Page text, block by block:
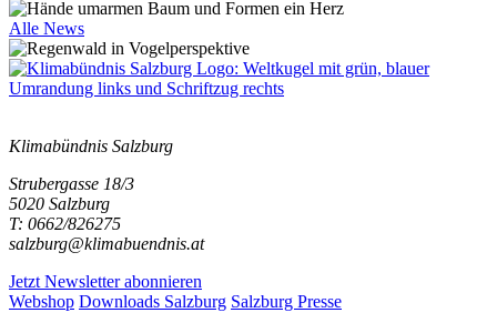
Alle News
Klimabündnis Salzburg
Strubergasse 18/3
5020 Salzburg
T: 0662/826275
salzburg@klimabuendnis.at
Jetzt Newsletter abonnieren
Webshop Downloads Salzburg Salzburg Presse